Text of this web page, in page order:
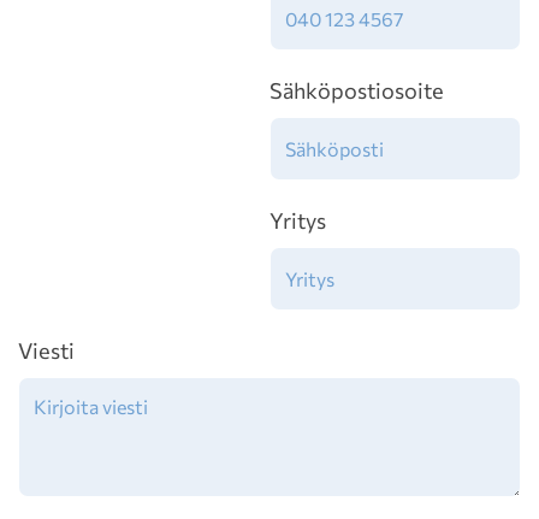
Sähköpostiosoite
Yritys
Viesti